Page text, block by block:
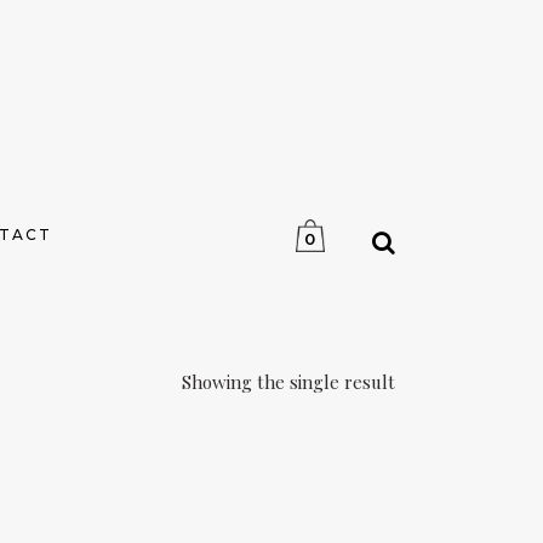
0
Showing the single result